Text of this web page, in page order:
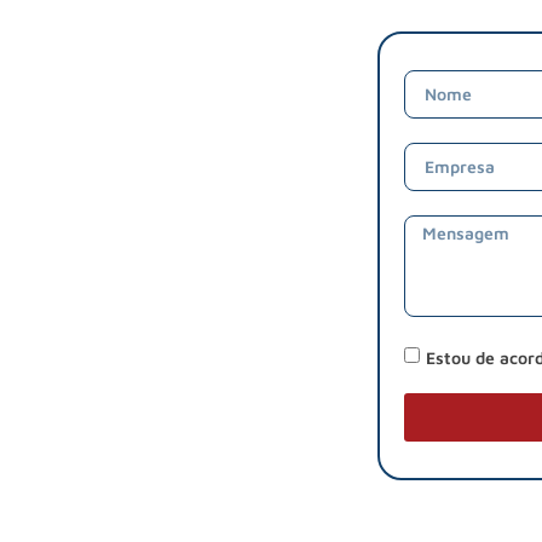
Estou de